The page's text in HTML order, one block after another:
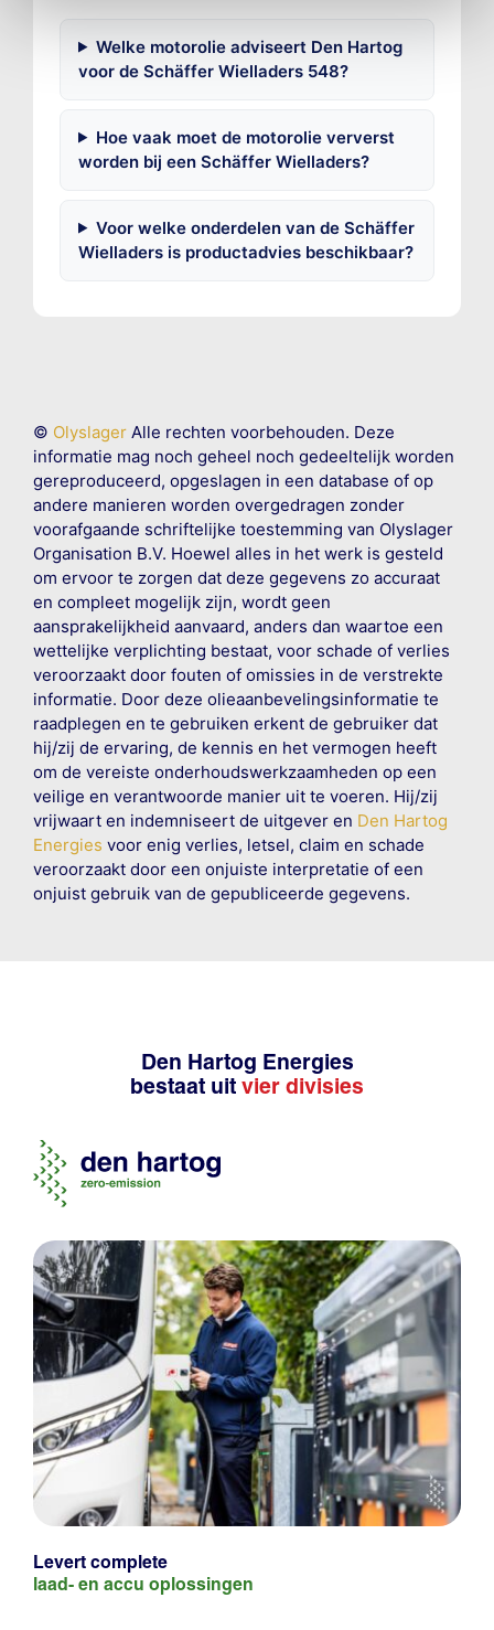
Welke motorolie adviseert Den Hartog
voor de Schäffer Wielladers 548?
Hoe vaak moet de motorolie ververst
worden bij een Schäffer Wielladers?
Voor welke onderdelen van de Schäffer
Wielladers is productadvies beschikbaar?
© OlyslagerAlle rechten voorbehouden. Deze
informatie mag noch geheel noch gedeeltelijk worden
gereproduceerd, opgeslagen in een database of op
andere manieren worden overgedragen zonder
voorafgaande schriftelijke toestemming van Olyslager
Organisation B.V. Hoewel alles in het werk is gesteld
om ervoor te zorgen dat deze gegevens zo accuraat
en compleet mogelijk zijn, wordt geen
aansprakelijkheid aanvaard, anders dan waartoe een
wettelijke verplichting bestaat, voor schade of verlies
veroorzaakt door fouten of omissies in de verstrekte
informatie. Door deze olieaanbevelingsinformatie te
raadplegen en te gebruiken erkent de gebruiker dat
hij/zij de ervaring, de kennis en het vermogen heeft
om de vereiste onderhoudswerkzaamheden op een
veilige en verantwoorde manier uit te voeren. Hij/zij
vrijwaart en indemniseert de uitgever en Den Hartog
Energies voor enig verlies, letsel, claim en schade
veroorzaakt door een onjuiste interpretatie of een
onjuist gebruik van de gepubliceerde gegevens.
Den Hartog Energies
bestaat uit vier divisies
Levert complete
laad- en accu oplossingen